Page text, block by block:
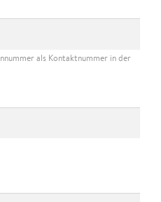
als Kontaktnummer in der